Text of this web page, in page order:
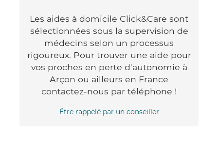
Les aides à domicile Click&Care sont
sélectionnées sous la supervision de
médecins selon un processus
rigoureux. Pour trouver une aide pour
vos proches en perte d'autonomie à
Arçon ou ailleurs en France
contactez-nous par téléphone !
Être rappelé par un conseiller